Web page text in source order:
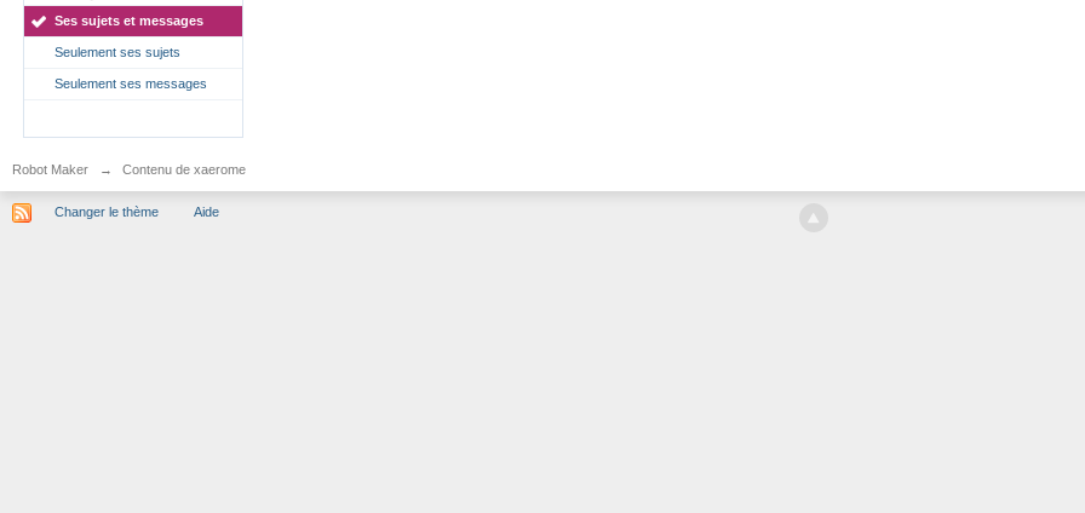
Ses sujets et messages
Seulement ses sujets
Seulement ses messages
Robot Maker → Contenu de xaerome
Changer le thème Aide